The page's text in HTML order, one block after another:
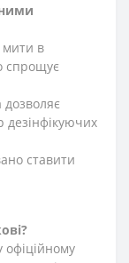
мити в
спрощує
дозволяє
дезінфікуючих
ставити
?